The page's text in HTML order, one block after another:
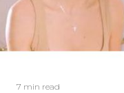
7 min read